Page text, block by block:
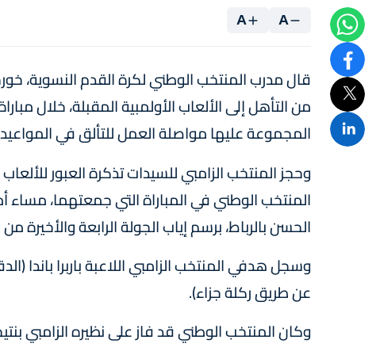
A
A
قال مدرب المنتخب الوطني لكرة القدم النسوية،
المجموعة عليها مواصلة العمل للتألق في
المنتخب الوطني في المباراة التي جمعتهما، مساء
الحسن بالرباط، برسم إياب الجولة الرابعة
عن طريق ركلة جزاء).
وكان المنتخب الوطني قد فاز على نظيره الزامبي